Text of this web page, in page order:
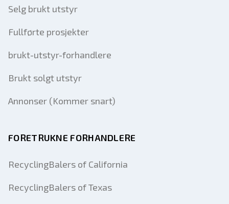
Selg brukt utstyr
Fullførte prosjekter
brukt-utstyr-forhandlere
Brukt solgt utstyr
Annonser (Kommer snart)
FORETRUKNE FORHANDLERE
RecyclingBalers of California
RecyclingBalers of Texas